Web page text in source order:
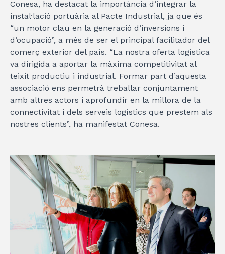
Conesa, ha destacat la importància d’integrar la
instal·lació portuària al Pacte Industrial, ja que és
“un motor clau en la generació d’inversions i
d’ocupació”, a més de ser el principal facilitador del
comerç exterior del país. “La nostra oferta logística
va dirigida a aportar la màxima competitivitat al
teixit productiu i industrial. Formar part d’aquesta
associació ens permetrà treballar conjuntament
amb altres actors i aprofundir en la millora de la
connectivitat i dels serveis logístics que prestem als
nostres clients”, ha manifestat Conesa.